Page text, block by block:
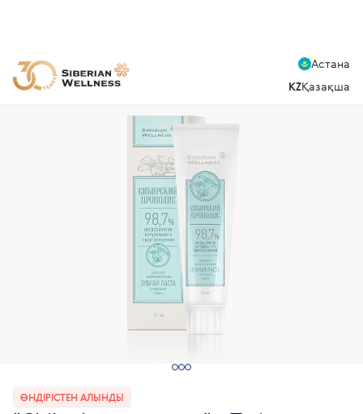
Астана
KZҚазақша
ӨНДІРІСТЕН АЛЫНДЫ